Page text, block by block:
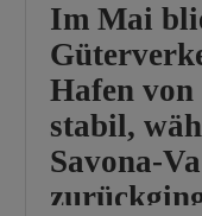
Im Mai
Hafen von
stabil,
Savona-